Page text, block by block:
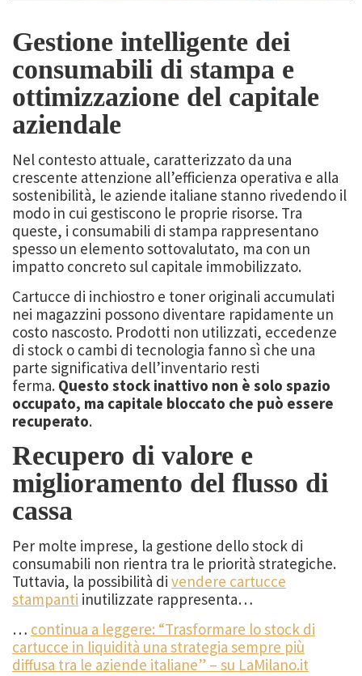
Gestione intelligente dei
consumabili di stampa e
ottimizzazione del capitale
aziendale
Nel contesto attuale, caratterizzato da una
crescente attenzione all’efficienza operativa e alla
sostenibilità, le aziende italiane stanno rivedendo il
modo in cui gestiscono le proprie risorse. Tra
queste, i consumabili di stampa rappresentano
spesso un elemento sottovalutato, ma con un
impatto concreto sul capitale immobilizzato.
Cartucce di inchiostro e toner originali accumulati
nei magazzini possono diventare rapidamente un
costo nascosto. Prodotti non utilizzati, eccedenze
di stock o cambi di tecnologia fanno sì che una
parte significativa dell’inventario resti
ferma. Questo stock inattivo non è solo spazio
occupato, ma capitale bloccato che può essere
recuperato.
Recupero di valore e
miglioramento del flusso di
cassa
Per molte imprese, la gestione dello stock di
consumabili non rientra tra le priorità strategiche.
Tuttavia, la possibilità di vendere cartucce
stampanti inutilizzate rappresenta…
… continua a leggere: “Trasformare lo stock di
cartucce in liquidità una strategia sempre più
diffusa tra le aziende italiane” – su LaMilano.it